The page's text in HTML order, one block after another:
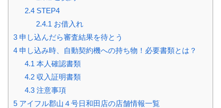
2.4STEP4
2.4.1 お借入れ
3 申し込んだら審査結果を待とう
4 申し込み時、自動契約機への持ち物！必要書類とは？
4.1 本人確認書類
4.2収入証明書類
4.3注意事項
5 アイフル郡山４号日和田店の店舗情報一覧